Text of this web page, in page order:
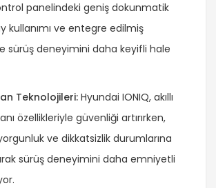
panelindeki geniş dokunmatik
kullanımı ve entegre edilmiş
sürüş deneyimini daha keyifli hale
Teknolojileri:Hyundai IONIQ, akıllı
özellikleriyle güvenliği artırırken,
ve dikkatsizlik durumlarına
sürüş deneyimini daha emniyetli